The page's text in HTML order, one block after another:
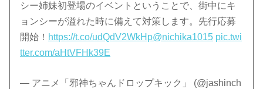
シー姉妹初登場のイベントということで、街中にキ
ョンシーが溢れた時に備えて対策します。先行応募
開始！ https://t.co/udQdV2WkHp@nichika1015 pic.twi
tter.com/aHtVFHk39E
— アニメ「邪神ちゃんドロップキック」 (@jashinch